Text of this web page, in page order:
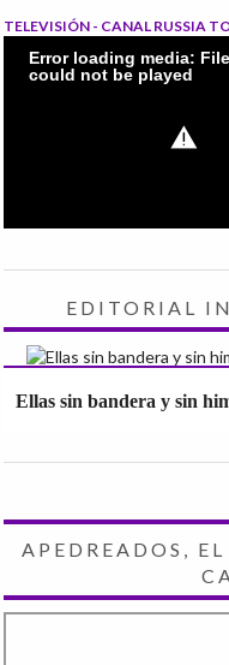
TELEVISIÓN - CANAL RUSSIA
EDITORIAL
Ellas sin bandera y sin
APEDREADOS,